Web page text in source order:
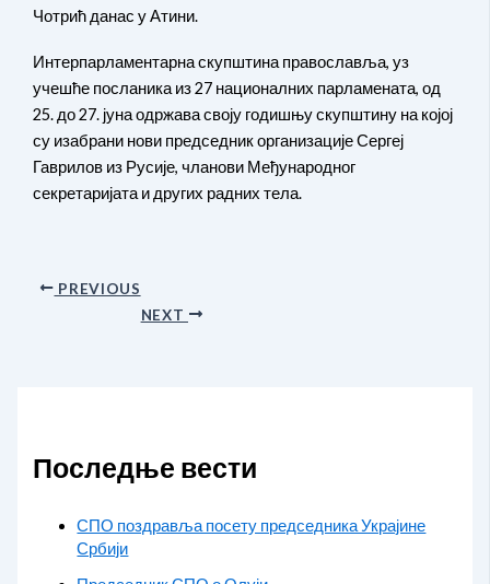
Чотрић данас у Атини.
Интерпарламентарна скупштина православља, уз
учешће посланика из 27 националних парламената, од
25. до 27. јуна одржава своју годишњу скупштину на којој
су изабрани нови председник организације Сергеј
Гаврилов из Русије, чланови Међународног
секретаријата и других радних тела.
PREVIOUS
NEXT
Последње вести
СПО поздравља посету председника Украјине
Србији